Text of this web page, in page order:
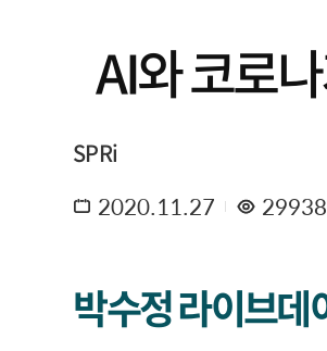
AI와 코로
SPRi
2020.11.27 29938
박수정 라이브